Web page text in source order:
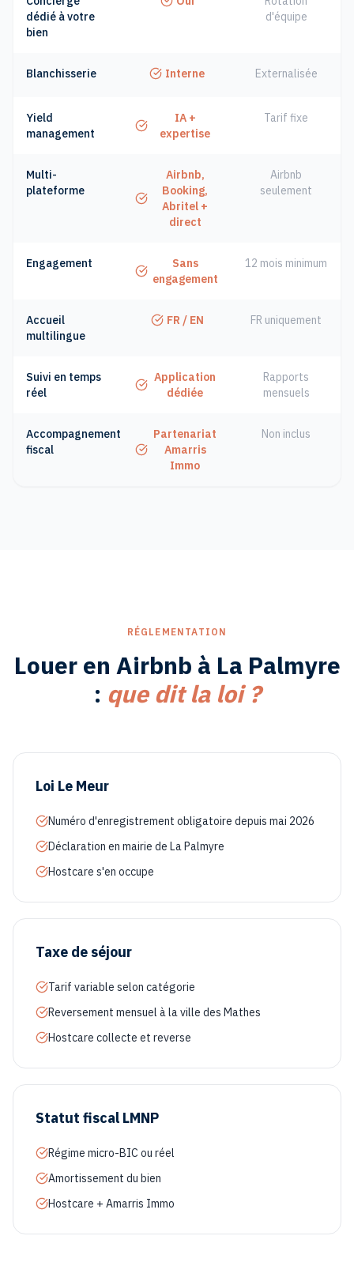
dédié à votre
bien
d'équipe
Blanchisserie Interne Externalisée
Yield
management
IA +
expertise
Tarif fixe
Multi-
plateforme
Airbnb,
Booking,
Abritel +
direct
Airbnb
seulement
Engagement
Sans
engagement
12 mois minimum
Accueil
multilingue
FR / EN FR uniquement
Suivi en temps
réel
Application
dédiée
Rapports
mensuels
Accompagnement
fiscal
Partenariat
Amarris
Immo
Non inclus
RÉGLEMENTATION
Louer en Airbnb à La Palmyre
: que dit la loi ?
Loi Le Meur
Numéro d'enregistrement obligatoire depuis mai 2026
Déclaration en mairie de La Palmyre
Hostcare s'en occupe
Taxe de séjour
Tarif variable selon catégorie
Reversement mensuel à la ville des Mathes
Hostcare collecte et reverse
Statut fiscal LMNP
Régime micro-BIC ou réel
Amortissement du bien
Hostcare + Amarris Immo